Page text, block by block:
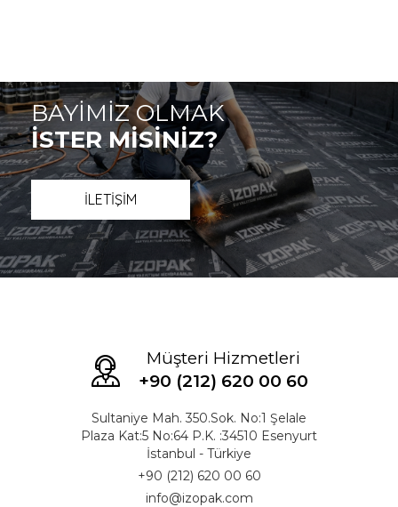
BAYİMİZ OLMAK
İSTER MİSİNİZ?
İLETİŞİM
Müşteri Hizmetleri
+90 (212) 620 00 60
Sultaniye Mah. 350.Sok. No:1 Şelale
Plaza Kat:5 No:64 P.K. :34510 Esenyurt
İstanbul - Türkiye
+90 (212) 620 00 60
info@izopak.com